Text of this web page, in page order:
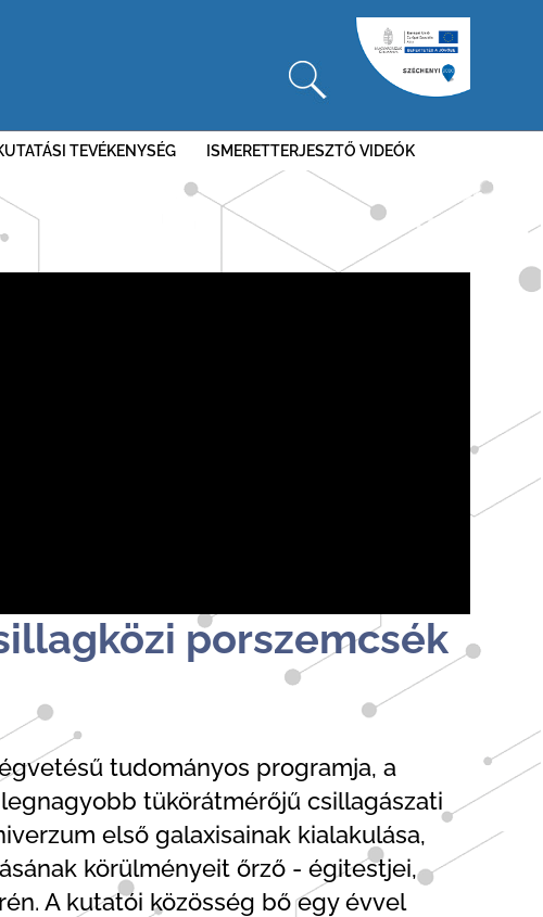
TEVÉKENYSÉG ISMERETTERJESZTŐ VIDEÓK
porszemcsék
tudományos programja, a
tükörátmérőjű csillagászati
első galaxisainak kialakulása,
körülményeit őrző - égitestjei,
A kutatói közösség bő egy évvel